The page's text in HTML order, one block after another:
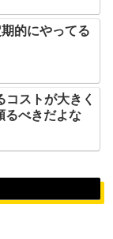
的にやってる
コストが大きく
るべきだよな